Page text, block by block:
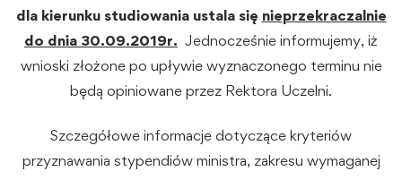
dla kierunku studiowania ustala się nieprzekraczalnie
do dnia 30.09.2019r. Jednocześnie informujemy, iż
wnioski złożone po upływie wyznaczonego terminu nie
będą opiniowane przez Rektora Uczelni.
Szczegółowe informacje dotyczące kryteriów
przyznawania stypendiów ministra, zakresu wymaganej